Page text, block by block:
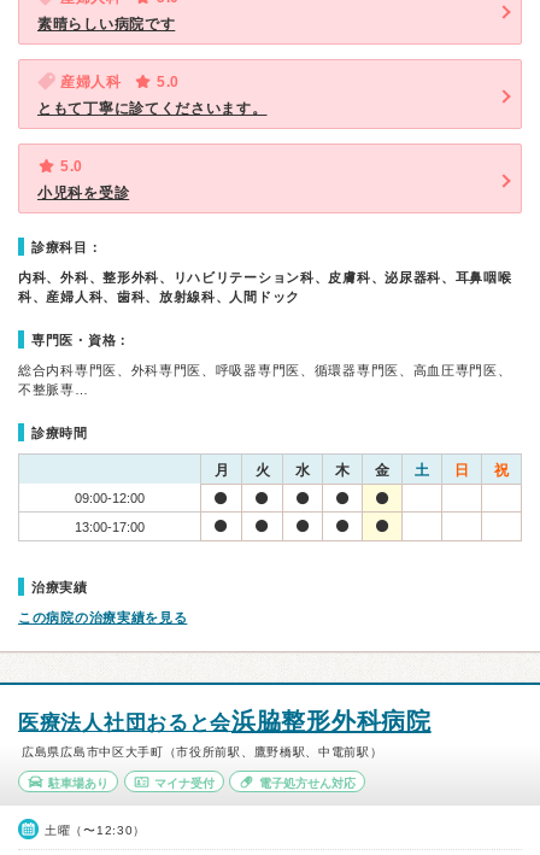
素晴らしい病院です
産婦人科
5.0
ともて丁寧に診てくださいます。
5.0
小児科を受診
診療科目：
内科、外科、整形外科、リハビリテーション科、皮膚科、泌尿器科、耳鼻咽喉
科、産婦人科、歯科、放射線科、人間ドック
専門医・資格：
総合内科専門医、外科専門医、呼吸器専門医、循環器専門医、高血圧専門医、
不整脈専…
診療時間
月 火 水 木 金 土 日 祝
09:00-12:00
13:00-17:00
治療実績
この病院の治療実績を見る
医療法人社団おると会浜脇整形外科病院
広島県広島市中区大手町（市役所前駅、鷹野橋駅、中電前駅）
駐車場あり マイナ受付 電子処方せん対応
土曜（〜12:30）